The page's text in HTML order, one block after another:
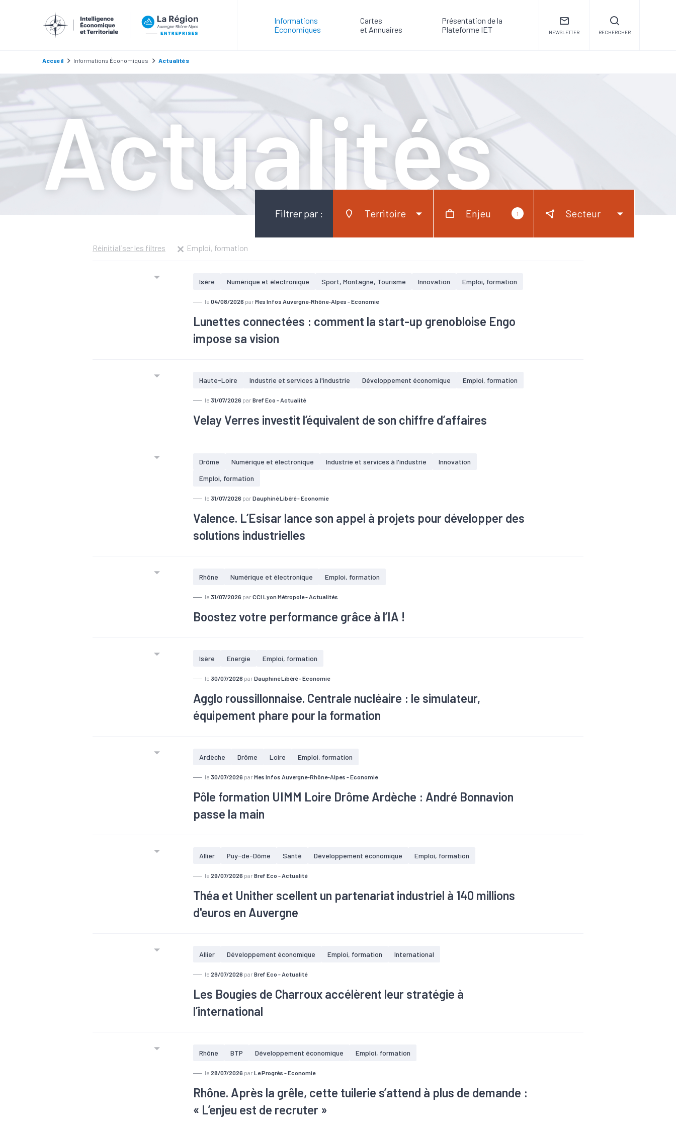
Informations
Économiques
Cartes
et Annuaires
Présentation de la
Plateforme IET
NEWSLETTER RECHERCHER
Accueil Informations Économiques Actualités
Actualités
Filtrer par : Territoire Enjeu 1 Secteur
Réinitialiser les filtres Emploi, formation
Isère Numérique et électronique Sport, Montagne, Tourisme Innovation Emploi, formation
le 04/08/2026 par Mes Infos Auvergne-Rhône-Alpes - Economie
Lunettes connectées : comment la start-up grenobloise Engo
impose sa vision
Haute-Loire Industrie et services à l'industrie Développement économique Emploi, formation
le 31/07/2026 par Bref Eco - Actualité
Velay Verres investit l’équivalent de son chiffre d’affaires
deuxième table de coupe, ainsi qu’un robot de manutention des plateaux de verre.
Drôme Numérique et électronique Industrie et services à l'industrie
Innovation
Emploi, formation
le 31/07/2026 par Dauphiné Libéré - Economie
Valence. L’Esisar lance son appel à projets pour développer des
solutions industrielles
Rhône Numérique et électronique Emploi, formation
le 31/07/2026 par CCI Lyon Métropole - Actualités
Boostez votre performance grâce à l’IA !
Isère Energie Emploi, formation
le 30/07/2026 par Dauphiné Libéré - Economie
Agglo roussillonnaise. Centrale nucléaire : le simulateur,
équipement phare pour la formation
l’activité induit 2 000 emplois, avec des retombées qui se comptent en dizaines de millions d’euros.
Deuxième volet autour de la formation.
Ardèche Drôme Loire Emploi, formation
le 30/07/2026 par Mes Infos Auvergne-Rhône-Alpes - Economie
Pôle formation UIMM Loire Drôme Ardèche : André Bonnavion
passe la main
Allier Puy-de-Dôme Santé Développement économique Emploi, formation
le 29/07/2026 par Bref Eco - Actualité
Théa et Unither scellent un partenariat industriel à 140 millions
d'euros en Auvergne
Allier Développement économique Emploi, formation International
le 29/07/2026 par Bref Eco - Actualité
Les Bougies de Charroux accélèrent leur stratégie à
l’international
Rhône BTP Développement économique Emploi, formation
le 28/07/2026 par Le Progrès - Economie
Rhône. Après la grêle, cette tuilerie s’attend à plus de demande :
« L’enjeu est de recruter »